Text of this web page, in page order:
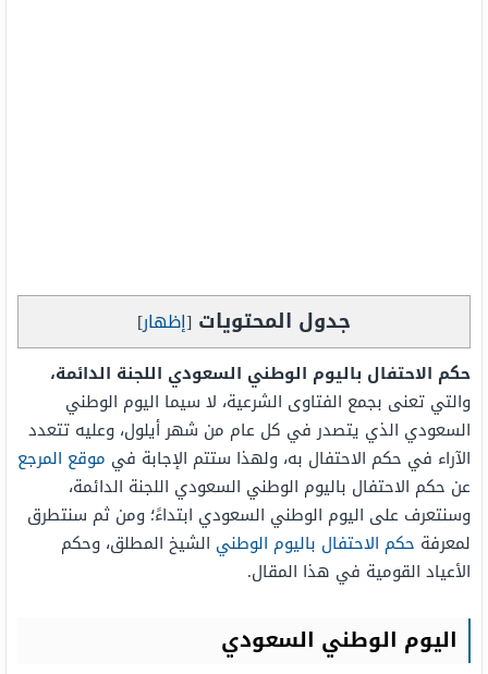
جدول المحتويات [إظهار]
حكم الاحتفال باليوم الوطني السعودي اللجنة الدائمة،
والتي تعنى بجمع الفتاوى الشرعية، لا سيما اليوم الوطني
السعودي الذي يتصدر في كل عام من شهر أيلول، وعليه تتعدد
الآراء في حكم الاحتفال به، ولهذا ستتم الإجابة في موقع المرجع
عن حكم الاحتفال باليوم الوطني السعودي اللجنة الدائمة،
وسنتعرف على اليوم الوطني السعودي ابتداءً؛ ومن ثم سنتطرق
لمعرفة حكم الاحتفال باليوم الوطني الشيخ المطلق، وحكم
الأعياد القومية في هذا المقال.
اليوم الوطني السعودي